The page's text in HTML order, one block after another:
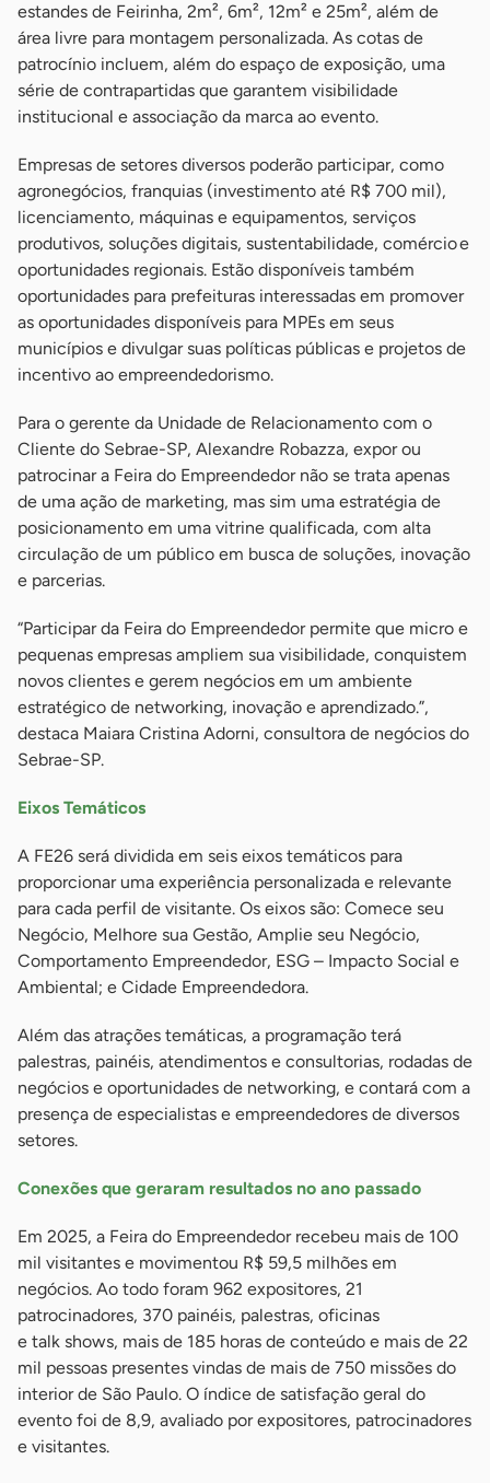
estandes de Feirinha, 2m², 6m², 12m² e 25m², além de
área livre para montagem personalizada. As cotas de
patrocínio incluem, além do espaço de exposição, uma
série de contrapartidas que garantem visibilidade
institucional e associação da marca ao evento.
Empresas de setores diversos poderão participar, como
agronegócios, franquias (investimento até R$ 700 mil),
licenciamento, máquinas e equipamentos, serviços
produtivos, soluções digitais, sustentabilidade, comércio e
oportunidades regionais. Estão disponíveis também
oportunidades para prefeituras interessadas em promover
as oportunidades disponíveis para MPEs em seus
municípios e divulgar suas políticas públicas e projetos de
incentivo ao empreendedorismo.
Para o gerente da Unidade de Relacionamento com o
Cliente do Sebrae-SP, Alexandre Robazza, expor ou
patrocinar a Feira do Empreendedor não se trata apenas
de uma ação de marketing, mas sim uma estratégia de
posicionamento em uma vitrine qualificada, com alta
circulação de um público em busca de soluções, inovação
e parcerias.
“Participar da Feira do Empreendedor permite que micro e
pequenas empresas ampliem sua visibilidade, conquistem
novos clientes e gerem negócios em um ambiente
estratégico de networking, inovação e aprendizado.”,
destaca Maiara Cristina Adorni, consultora de negócios do
Sebrae-SP.
Eixos Temáticos
A FE26 será dividida em seis eixos temáticos para
proporcionar uma experiência personalizada e relevante
para cada perfil de visitante. Os eixos são: Comece seu
Negócio, Melhore sua Gestão, Amplie seu Negócio,
Comportamento Empreendedor, ESG – Impacto Social e
Ambiental; e Cidade Empreendedora.
Além das atrações temáticas, a programação terá
palestras, painéis, atendimentos e consultorias, rodadas de
negócios e oportunidades de networking, e contará com a
presença de especialistas e empreendedores de diversos
setores.
Conexões que geraram resultados no ano passado
Em 2025, a Feira do Empreendedor recebeu mais de 100
mil visitantes e movimentou R$ 59,5 milhões em
negócios. Ao todo foram 962 expositores, 21
patrocinadores, 370 painéis, palestras, oficinas
e talk shows, mais de 185 horas de conteúdo e mais de 22
mil pessoas presentes vindas de mais de 750 missões do
interior de São Paulo. O índice de satisfação geral do
evento foi de 8,9, avaliado por expositores, patrocinadores
e visitantes.